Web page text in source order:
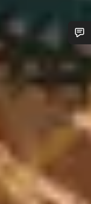
zur Verfügung.